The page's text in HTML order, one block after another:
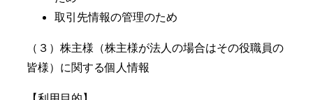
取引先情報の管理のため
（３）株主様（株主様が法人の場合はその役職員の
皆様）に関する個人情報